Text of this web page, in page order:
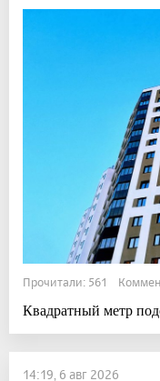
Прочитали: 561
Квадратный метр
14:19, 6 авг 2026